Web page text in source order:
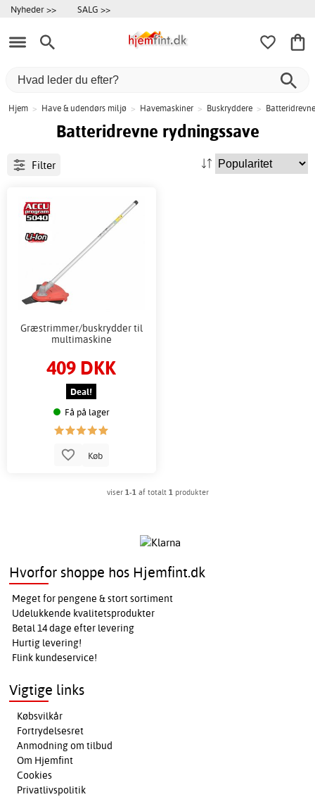
Nyheder >> SALG >>
Hjem > Have & udendørs miljø > Havemaskiner > Buskryddere >
Batteridrevne rydningssave
Filter
Græstrimmer/buskrydder til
multimaskine
409 DKK
Deal!
Få på lager
Køb
viser 1-1 af totalt 1 produkter
Hvorfor shoppe hos Hjemfint.dk
Meget for pengene & stort sortiment
Udelukkende kvalitetsprodukter
Betal 14 dage efter levering
Hurtig levering!
Flink kundeservice!
Vigtige links
Købsvilkår
Fortrydelsesret
Anmodning om tilbud
Om Hjemfint
Cookies
Privatlivspolitik